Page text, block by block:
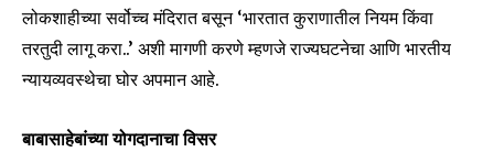
लोकशाहीच्या सर्वोच्च मंदिरात बसून ‘भारतात कुराणातील नियम किंवा
तरतुदी लागू करा..’ अशी मागणी करणे म्हणजे राज्यघटनेचा आणि भारतीय
न्यायव्यवस्थेचा घोर अपमान आहे.
बाबासाहेबांच्या योगदानाचा विसर